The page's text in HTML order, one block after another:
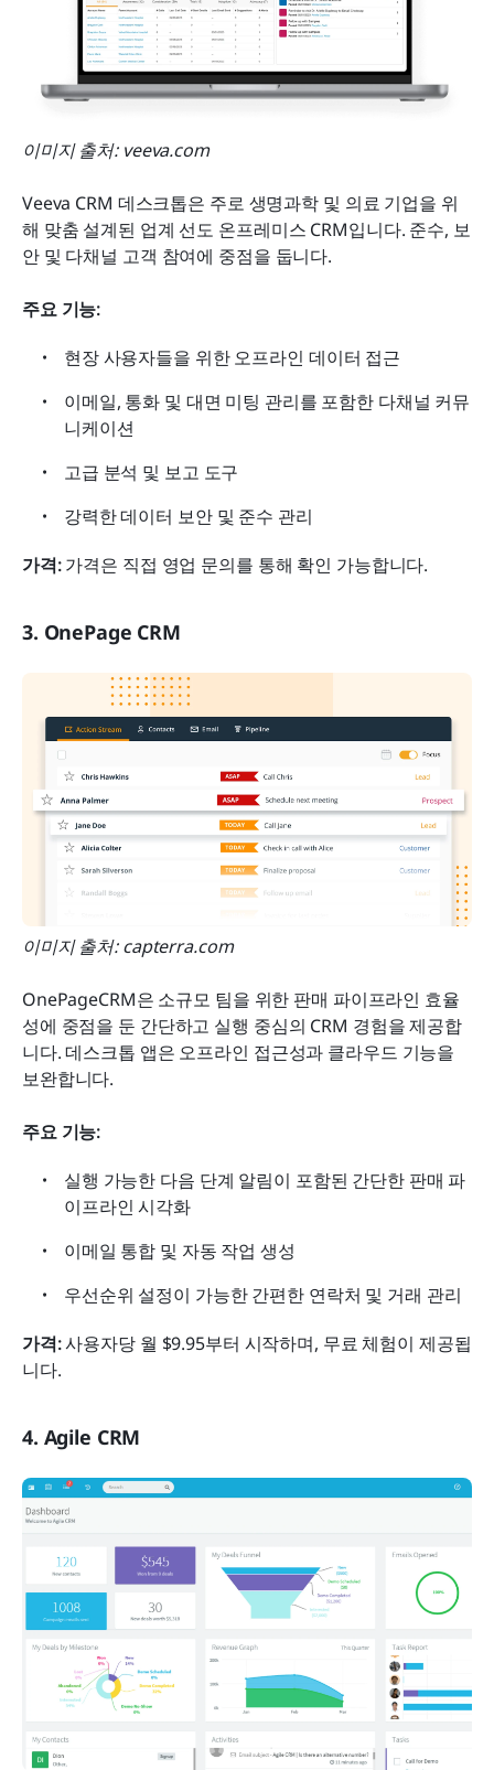
이미지 출처: veeva.com
Veeva CRM 데스크톱은 주로 생명과학 및 의료 기업을 위
해 맞춤 설계된 업계 선도 온프레미스 CRM입니다. 준수, 보
안 및 다채널 고객 참여에 중점을 둡니다.
주요 기능:
현장 사용자들을 위한 오프라인 데이터 접근
이메일, 통화 및 대면 미팅 관리를 포함한 다채널 커뮤
니케이션
고급 분석 및 보고 도구
강력한 데이터 보안 및 준수 관리
가격: 가격은 직접 영업 문의를 통해 확인 가능합니다.
3. OnePage CRM
이미지 출처: capterra.com
OnePageCRM은 소규모 팀을 위한 판매 파이프라인 효율
성에 중점을 둔 간단하고 실행 중심의 CRM 경험을 제공합
니다. 데스크톱 앱은 오프라인 접근성과 클라우드 기능을
보완합니다.
주요 기능:
실행 가능한 다음 단계 알림이 포함된 간단한 판매 파
이프라인 시각화
이메일 통합 및 자동 작업 생성
우선순위 설정이 가능한 간편한 연락처 및 거래 관리
가격: 사용자당 월 $9.95부터 시작하며, 무료 체험이 제공됩
니다.
4. Agile CRM